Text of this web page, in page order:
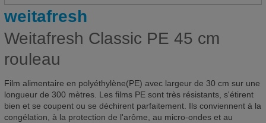
weitafresh
Weitafresh Classic PE 45 cm
rouleau
Film alimentaire en polyéthylène(PE) avec largeur de 30 cm sur une
longueur de 300 mètres. Les films PE sont très résistants, s'étirent
bien et se coupent ou se déchirent parfaitement. Ils conviennent à la
congélation, à la protection de l'arôme, au micro-ondes et au